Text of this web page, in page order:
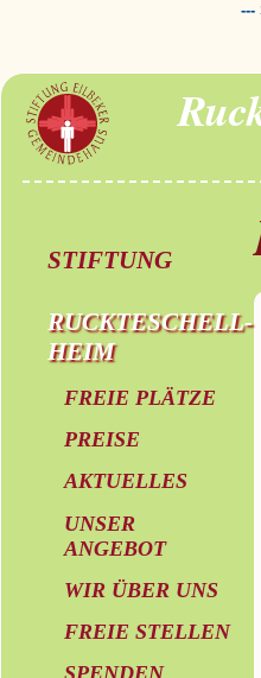
---
STIFTUNG
RUCKTESCHELL-
HEIM
FREIE PLÄTZE
PREISE
AKTUELLES
UNSER
ANGEBOT
WIR ÜBER UNS
FREIE STELLEN